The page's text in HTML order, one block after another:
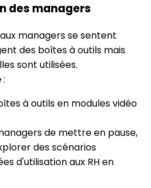
des managers
managers se sentent
des boîtes à outils mais
sont utilisées.
:
à outils en modules vidéo
de mettre en pause,
des scénarios
d'utilisation aux RH en